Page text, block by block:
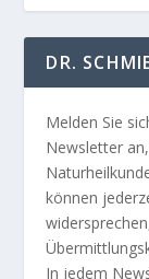
DR.
Melden Sie
Newsletter
können
In jedem